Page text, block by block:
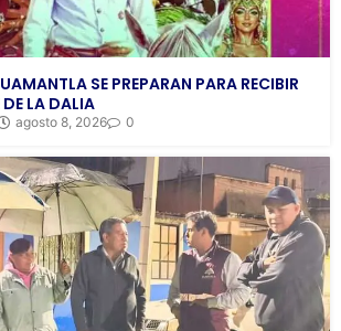
SE PREPARAN PARA RECIBIR
DE LA DALIA
agosto 8, 2026 0